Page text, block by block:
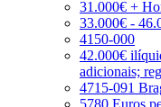
31.000€ +
33.000€ -
4150-000
42.000€
adicionais;
4715-091
5780 Euros